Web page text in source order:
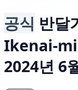
공식 반달
Ikenai-
2024년 6